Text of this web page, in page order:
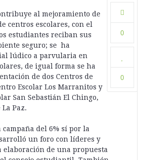
0
0
al mejoramiento de
centros escolares, con el
estudiantes reciban sus
seguro; se ha
lúdico a parvularia en
de igual forma se ha
de dos Centros de
Escolar Los Marranitos y
San Sebastián El Chingo,
Paz.
campaña del 6% sí por la
un foro con líderes y
elaboración de una propuesta